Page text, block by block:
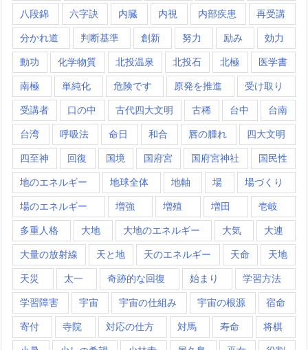
八段錦 六字訣 内臓 内視 内部疾患 再受講
分かれ道 判断基準 創新 努力 励み 効力
動功 化学物質 北投温泉 北投石 北極 医学書
南極 単純化 危険です 原発を推進 受け取り
受講者 口の中 古代四大文明 古稀 台中 台南
台湾 呼吸法 命日 和合 唇の腫れ 四大文明
四至神 回復 国境 国府宮 国府宮神社 国民性
地のエネルギー 地球全体 地軸 場 場づくり
場のエネルギー 増強 増殖 増田 壱岐
多重人格 大地 大地のエネルギー 大気 大連
大量の放射線 天と地 天のエネルギー 天命 天地
天災 太一 奇跡的な回復 始まり 学習方法
学習障害 宇宙 宇宙の仕組み 宇宙の根源 宿命
寄付 寺院 対応の仕方 対馬 寿命 将棋